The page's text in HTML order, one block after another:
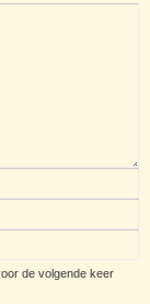
de volgende keer